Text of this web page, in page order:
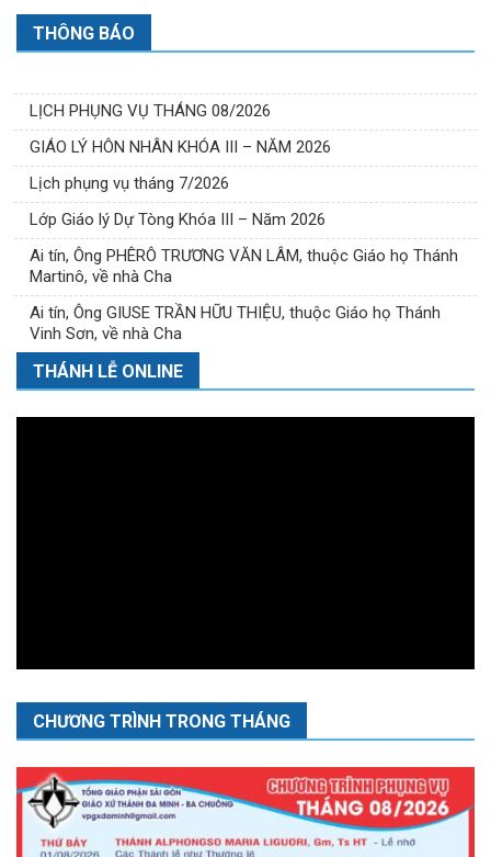
THÔNG BÁO
LỊCH PHỤNG VỤ THÁNG 08/2026
GIÁO LÝ HÔN NHÂN KHÓA III – NĂM 2026
Lịch phụng vụ tháng 7/2026
Lớp Giáo lý Dự Tòng Khóa III – Năm 2026
Ai tín, Ông PHÊRÔ TRƯƠNG VĂN LÂM, thuộc Giáo họ Thánh
Martinô, về nhà Cha
Ai tín, Ông GIUSE TRẦN HỮU THIỆU, thuộc Giáo họ Thánh
Vinh Sơn, về nhà Cha
THÁNH LỄ ONLINE
CHƯƠNG TRÌNH TRONG THÁNG